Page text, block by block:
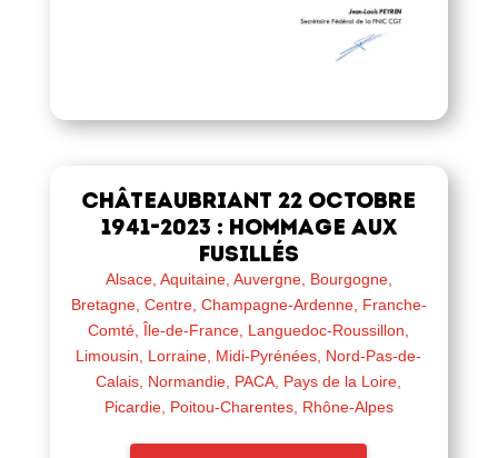
Châteaubriant 22 octobre
1941-2023 : Hommage aux
fusillés
Alsace, Aquitaine, Auvergne, Bourgogne,
Bretagne, Centre, Champagne-Ardenne, Franche-
Comté Île-de-France Languedoc-Roussillon
Limousin
Lorraine Midi-Pyrénées Nord-Pas-de-
Calais Normandie PACA Pays de la Loire
Picardie, Poitou-Charentes, Rhône-Alpes